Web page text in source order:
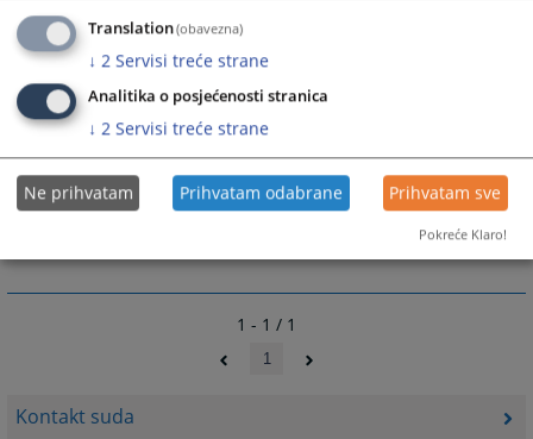
Kontakt suda
ime.prezime@pravosudje.ba
marko.maric@pravosudje.ba
10664PREGLEDA
1 - 1 / 1
1
Translation(obavezna)
↓ 2 Servisi treće strane
Analitika o posjećenosti stranica
↓ 2 Servisi treće strane
Ne prihvatam Prihvatam odabrane Prihvatam sve
Pokreće Klaro!